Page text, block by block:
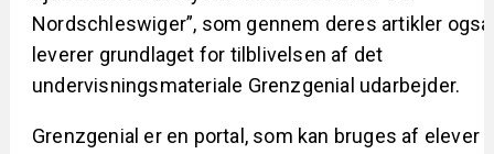
Nordschleswiger”, som gennem deres artikler også
leverer grundlaget for tilblivelsen af det
undervisningsmateriale Grenzgenial udarbejder.
Grenzgenial er en portal, som kan bruges af elever